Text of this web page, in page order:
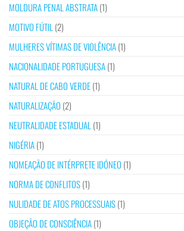
MOLDURA PENAL ABSTRATA(1)
MOTIVO FÚTIL (2)
MULHERES VÍTIMAS DE VIOLÊNCIA(1)
NACIONALIDADE PORTUGUESA(1)
NATURAL DE CABO VERDE(1)
NATURALIZAÇÃO (2)
NEUTRALIDADE ESTADUAL (1)
NIGÉRIA(1)
NOMEAÇÃO DE INTÉRPRETE IDÓNEO (1)
NORMA DE CONFLITOS(1)
NULIDADE DE ATOS PROCESSUAIS(1)
OBJEÇÃO DE CONSCIÊNCIA(1)